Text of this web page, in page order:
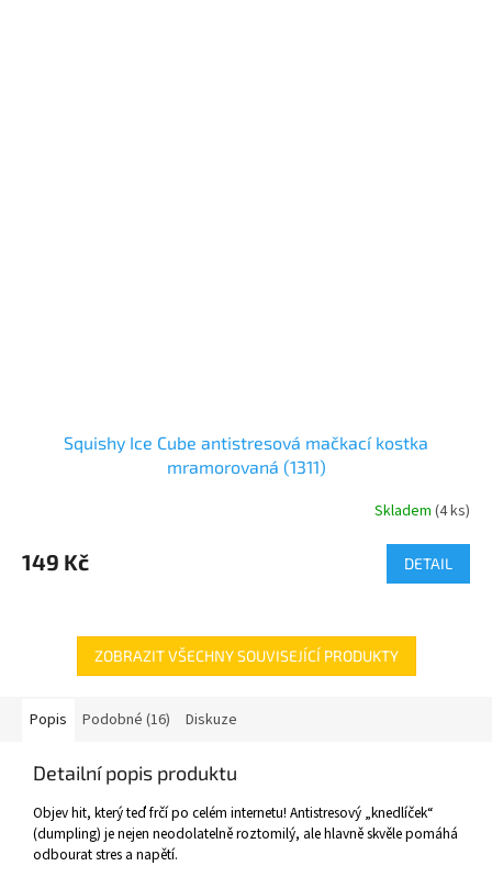
Squishy Ice Cube antistresová mačkací kostka
mramorovaná (1311)
Skladem (4 ks)
149 Kč DETAIL
ZOBRAZIT VŠECHNY SOUVISEJÍCÍ PRODUKTY
Popis Podobné (16) Diskuze
Detailní popis produktu
Objev hit, který teď frčí po celém internetu! Antistresový „knedlíček“
(dumpling) je nejen neodolatelně roztomilý, ale hlavně skvěle pomáhá
odbourat stres a napětí.